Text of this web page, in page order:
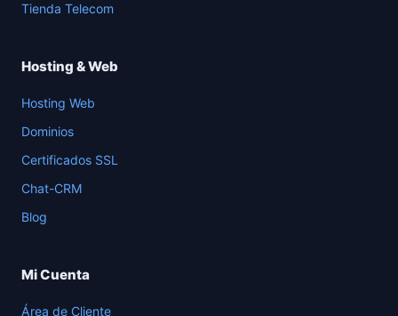
Tienda Telecom
Hosting & Web
Hosting Web
Dominios
Certificados SSL
Chat-CRM
Blog
Mi Cuenta
Área de Cliente